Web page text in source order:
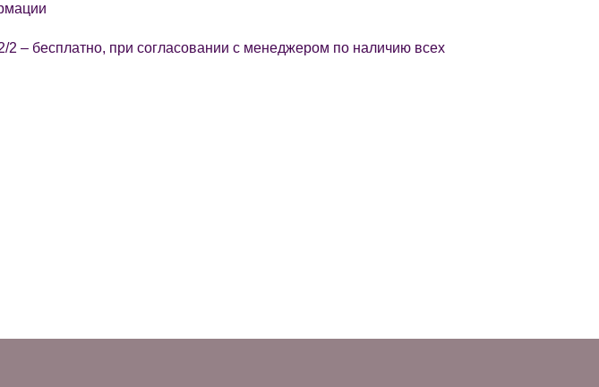
– бесплатно, при согласовании с менеджером по наличию всех